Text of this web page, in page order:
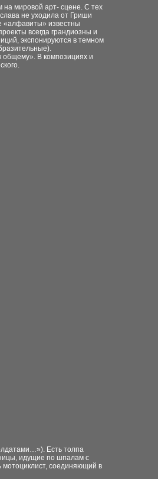
на мировой арт- сцене. С тех
не уходила от Гриши
«алфавиты» известны
всегда грандиозны и
экспонируются в темном
общему». В композициях и
Есть толпа
идущие по шпалам с
мотоциклист, соединяющий в